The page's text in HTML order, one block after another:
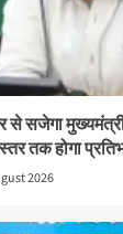
सजेगा मुख्यमंत्री
तक होगा
2026